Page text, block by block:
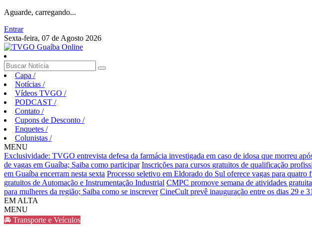
Aguarde, carregando...
Entrar
Sexta-feira, 07 de Agosto 2026
Capa /
Notícias /
Vídeos TVGO /
PODCAST /
Contato /
Cupons de Desconto /
Enquetes /
Colunistas /
MENU
Exclusividade: TVGO entrevista defesa da farmácia investigada em caso de idosa que morreu
de vagas em Guaíba; Saiba como participar Inscrições para cursos gratuitos de qualificação
em Guaíba encerram nesta sexta Processo seletivo em Eldorado do Sul oferece vagas para
gratuitos de Automação e Instrumentação Industrial CMPC promove semana de atividades
para mulheres da região; Saiba como se inscrever CineCult prevê inauguração entre os dias 29 e
EM ALTA
MENU
🚘 Transporte e Veículos